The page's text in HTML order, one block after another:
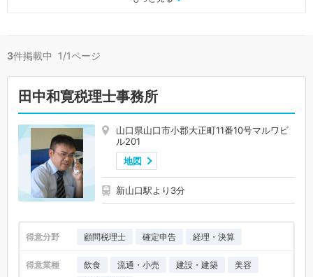
3件掲載中 1/1ページ
田中和寛税理士事務所
山口県山口市小郡大正町11番10号マルワビ
ル201
地図
新山口駅より3分
得意分野 顧問税理士 確定申告 経理・決算
得意業種 飲食 流通・小売 建設・建築
美容